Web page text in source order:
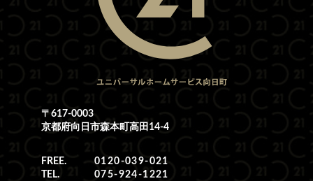
〒617-0003
京都府向日市森本町高田14-4
FREE.
0120-039-021
TEL.
075-924-1221